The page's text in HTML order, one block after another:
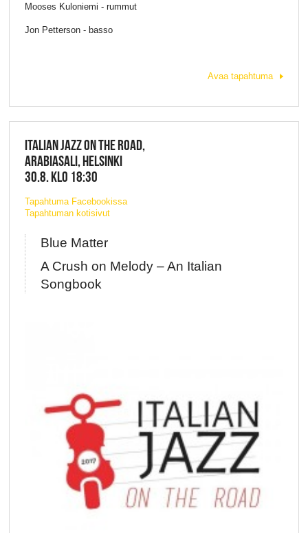
Mooses Kuloniemi - rummut
Jon Petterson - basso
Avaa tapahtuma
ITALIAN JAZZ ON THE ROAD,
ARABIASALI, HELSINKI
30.8. KLO 18:30
Tapahtuma Facebookissa
Tapahtuman kotisivut
Blue Matter
A Crush on Melody – An Italian
Songbook